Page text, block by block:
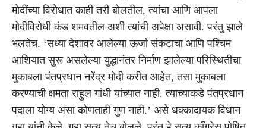
मोदींच्या विरोधात काही तरी बोलतील, त्यांचा आणि आपला
मोदीविरोधी कंड शमवतील अशी त्यांची अपेक्षा असावी. परंतु झाले
भलतेच. ‘सध्या देशावर आलेल्या ऊर्जा संकटाचा आणि पश्चिम
आशियात सुरू असलेल्या युद्धानंतर निर्माण झालेल्या परिस्थितीचा
मुकाबला पंतप्रधान नरेंद्र मोदी करीत आहेत, तसा मुकाबला
करण्याची क्षमता राहुल गांधी यांच्यात नाही. त्याच्याकडे पंतप्रधान
पदाला योग्य असा कोणताही गुण नाही.’ असे धक्कादायक विधान